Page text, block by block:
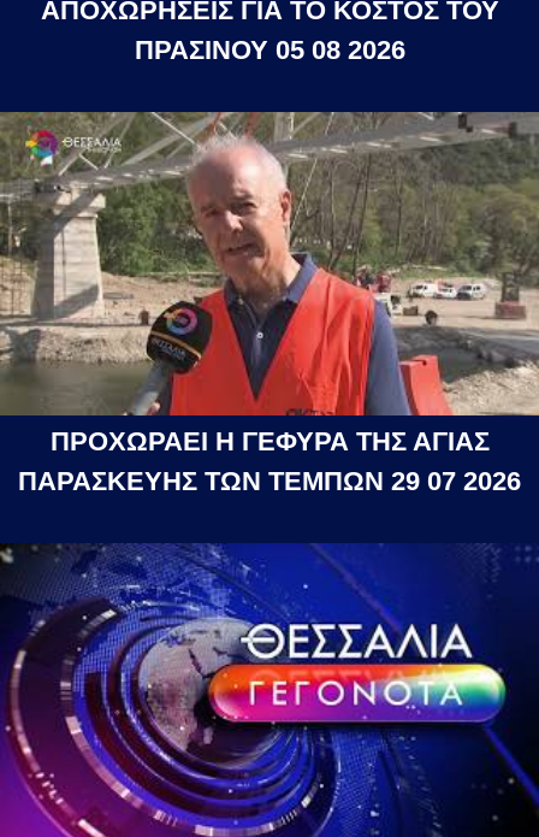
ΑΠΟΧΩΡΗΣΕΙΣ ΓΙΑ ΤΟ ΚΟΣΤΟΣ ΤΟΥ
ΠΡΑΣΙΝΟΥ 05 08 2026
ΠΡΟΧΩΡΑΕΙ Η ΓΕΦΥΡΑ ΤΗΣ ΑΓΙΑΣ
ΠΑΡΑΣΚΕΥΗΣ ΤΩΝ ΤΕΜΠΩΝ 29 07 2026